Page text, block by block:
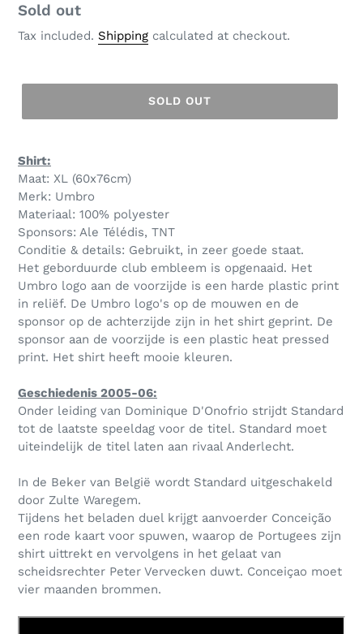
Regular
price
Sold out
Tax included. Shipping calculated at checkout.
SOLD OUT
Shirt:
Maat: XL (60x76cm)
Merk: Umbro
Materiaal: 100% polyester
Sponsors: Ale Télédis, TNT
Conditie & details: Gebruikt, in zeer goede staat.
Het geborduurde club embleem is opgenaaid. Het
Umbro logo aan de voorzijde is een harde plastic print
in reliëf. De Umbro logo's op de mouwen en de
sponsor op de achterzijde zijn in het shirt geprint. De
sponsor aan de voorzijde is een plastic heat pressed
print. Het shirt heeft mooie kleuren.
Geschiedenis 2005-06:
Onder leiding van Dominique D'Onofrio strijdt Standard
tot de laatste speeldag voor de titel. Standard moet
uiteindelijk de titel laten aan rivaal Anderlecht.
In de Beker van België wordt Standard uitgeschakeld
door Zulte Waregem.
Tijdens het beladen duel krijgt aanvoerder Conceição
een rode kaart voor spuwen, waarop de Portugees zijn
shirt uittrekt en vervolgens in het gelaat van
scheidsrechter Peter Vervecken duwt. Conceiçao moet
vier maanden brommen.